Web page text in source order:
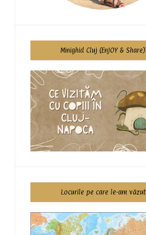
Minighid Cluj (EnJOY & Share)
Locurile pe care le-am văzut